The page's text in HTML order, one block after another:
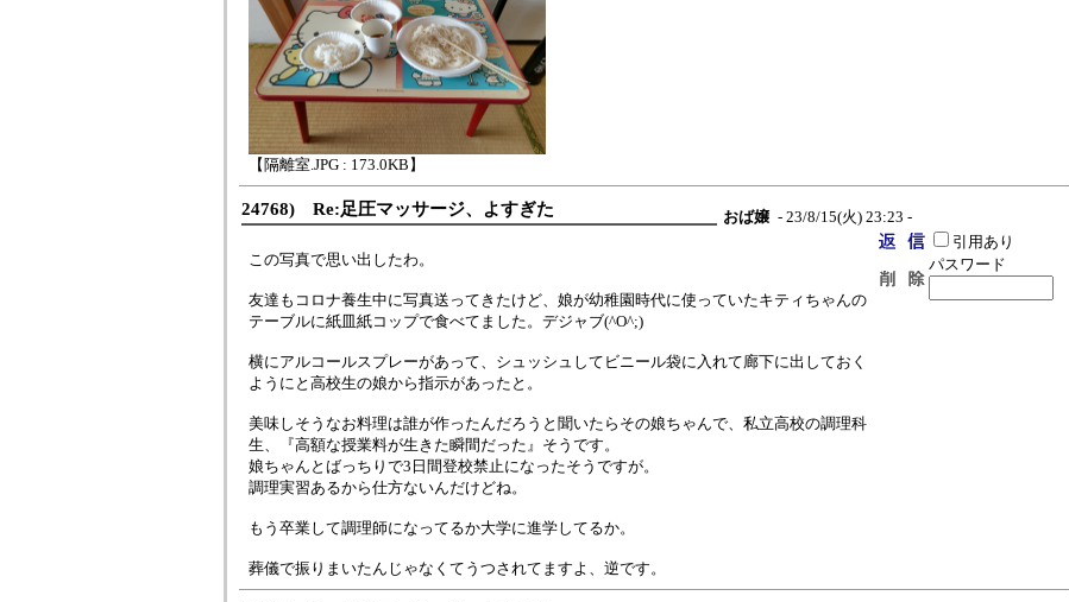
【隔離室.JPG : 173.0KB】
24768) Re:足圧マッサージ、よすぎた おば嬢 - 23/8/15(火) 23:23 -
この写真で思い出したわ。
友達もコロナ養生中に写真送ってきたけど、娘が幼稚園時代に使っていたキティちゃんの
テーブルに紙皿紙コップで食べてました。デジャブ(^O^;)
横にアルコールスプレーがあって、シュッシュしてビニール袋に入れて廊下に出しておく
ようにと高校生の娘から指示があったと。
美味しそうなお料理は誰が作ったんだろうと聞いたらその娘ちゃんで、私立高校の調理科
生、『高額な授業料が生きた瞬間だった』そうです。
娘ちゃんとばっちりで3日間登校禁止になったそうですが。
調理実習あるから仕方ないんだけどね。
もう卒業して調理師になってるか大学に進学してるか。
葬儀で振りまいたんじゃなくてうつされてますよ、逆です。
引用あり
パスワード